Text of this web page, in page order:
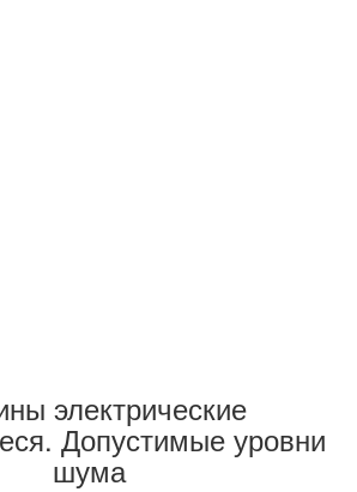
электрические
Допустимые уровни
шума